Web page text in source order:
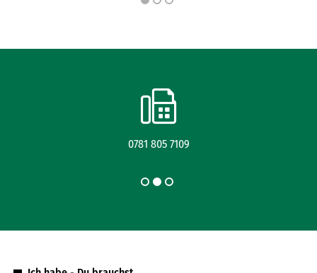
lev@lev-ortenaukreis.de